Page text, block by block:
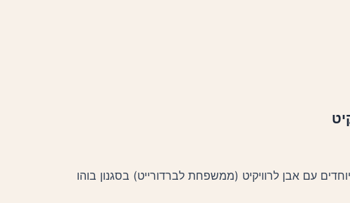
עם אבן לרוויקיט (ממשפחת לברדורייט) בסגנון בוהו